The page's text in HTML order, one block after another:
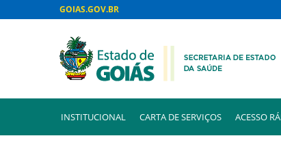
GOIAS.GOV.BR
INSTITUCIONAL CARTA DE SERVIÇOS ACESSO